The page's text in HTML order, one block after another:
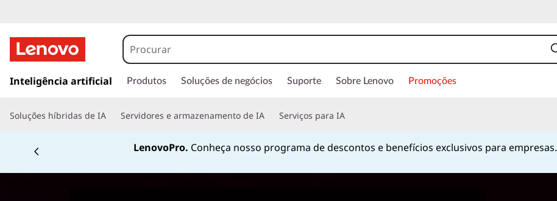
a
a
r
Inteligência artificial Produtos Soluções de negócios Suporte Sobre Lenovo Promoções
Soluções híbridas de IA Servidores e armazenamento de IA Serviços para IA
LenovoPro. Conheça nosso programa de descontos e benefícios exclusivos para empresas.